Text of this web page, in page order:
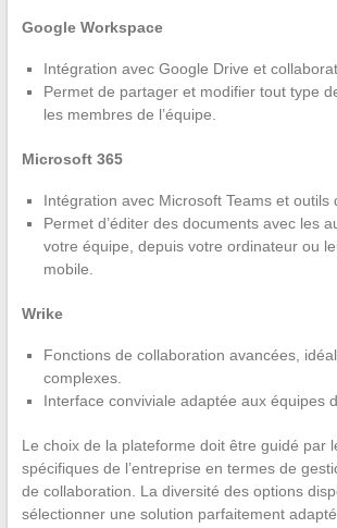
Google Workspace
Intégration avec Google Drive et
Permet de partager et modifier tout type
les membres de l’équipe.
Microsoft 365
Intégration avec Microsoft Teams et outils
Permet d’éditer des documents avec les
votre équipe, depuis votre ordinateur ou
mobile.
Wrike
Fonctions de collaboration avancées,
complexes.
Interface conviviale adaptée aux équipes
Le choix de la plateforme doit être guidé par
spécifiques de l’entreprise en termes de
de collaboration. La diversité des options
sélectionner une solution parfaitement